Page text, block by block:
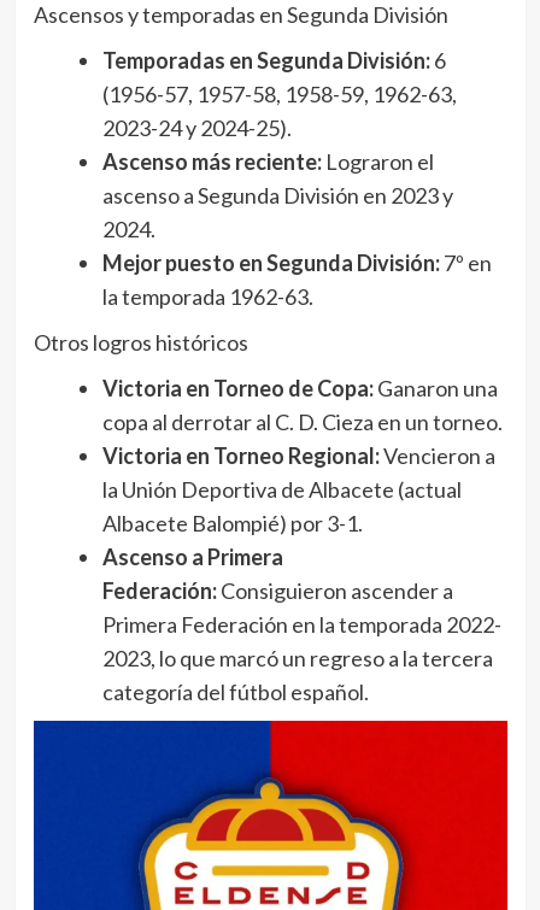
Ascensos y temporadas en Segunda División
Temporadas en Segunda División:6
(1956-57, 1957-58, 1958-59, 1962-63,
2023-24 y 2024-25).
Ascenso más reciente:Lograron el
ascenso a Segunda División en 2023 y
2024.
Mejor puesto en Segunda División:7º en
la temporada 1962-63.
Otros logros históricos
Victoria en Torneo de Copa:Ganaron una
copa al derrotar al C. D. Cieza en un torneo.
Victoria en Torneo Regional:Vencieron a
la Unión Deportiva de Albacete (actual
Albacete Balompié) por 3-1.
Ascenso a Primera
Federación:Consiguieron ascender a
Primera Federación en la temporada 2022-
2023, lo que marcó un regreso a la tercera
categoría del fútbol español.